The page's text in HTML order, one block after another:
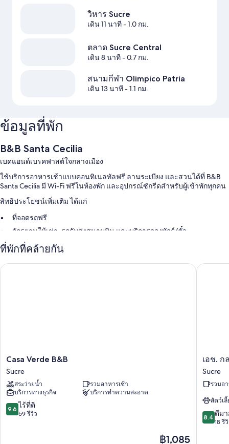
วิหาร Sucre
เดิน 11 นาที- 1.0 กม.
ตลาด Sucre Central
เดิน 8 นาที- 0.7 กม.
สนามกีฬา Olimpico Patria
เดิน 13 นาที- 1.1 กม.
ข้อมูลที่พัก
B&B Santa Cecilia
เบดแอนด์เบรคฟาสต์ใจกลางเมือง
ใช้บริการอาหารเช้าแบบคอนทิเนลทัลฟรี ลานระเบียง และสวนได้ที่ B&B
Santa Cecilia มี Wi-Fi ฟรีในห้องพัก และอุปกรณ์ซักรีดสำหรับผู้เข้าพักทุกคน
สิทธิประโยชน์เพิ่มเติม ได้แก่
ที่จอดรถฟรี
จักรยานให้เช่า, รถรับส่งสนามบิน และบริการจองทัวร์/ตั๋ว
ห้องประชุม, เครื่องคอมพิวเตอร์ และที่ฝากกระเป๋าเดินทาง
สิ่งอำนวยความสะดวกในห้องพัก
ที่พักที่คล้ายกัน
Casa
Verde
B&B
Sucre
Casa Verde B&B
Sucre
สระว่ายน้ำ
รวมอาหารเช้า
บริการทางธุรกิจ
บริการทำความสะอาด
9.6
จาก
9.6 ไร้ที่ติ
59 รีวิว
ราคา
฿1,085
Casa Verde B&B
เอช.
กล
อเรีย
ตา
เอช. ก
Sucre
รวมอ
สัตว์เ
8.4
จาก
8.4 ดีม
18 รี
เอช. กล